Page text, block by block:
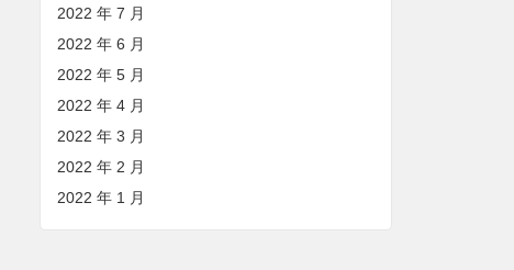
2022 年 7 月
2022 年 6 月
2022 年 5 月
2022 年 4 月
2022 年 3 月
2022 年 2 月
2022 年 1 月